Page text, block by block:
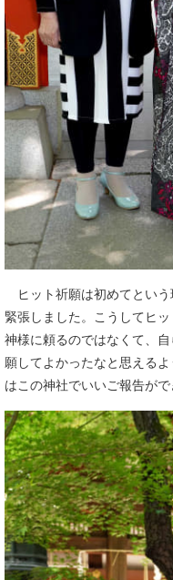
ヒット祈願は初めてという
緊張しました。こうしてヒ
神様に頼るのではなくて、
願してよかったなと思える
はこの神社でいいご報告が